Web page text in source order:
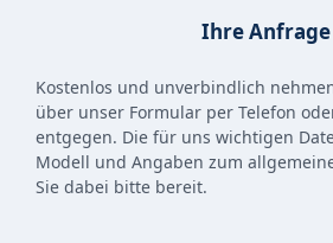
Ihre Anfrage
Kostenlos und unverbindlich
über unser Formular per Telefon
entgegen. Die für uns wichtigen
Modell und Angaben zum
Sie dabei bitte bereit.